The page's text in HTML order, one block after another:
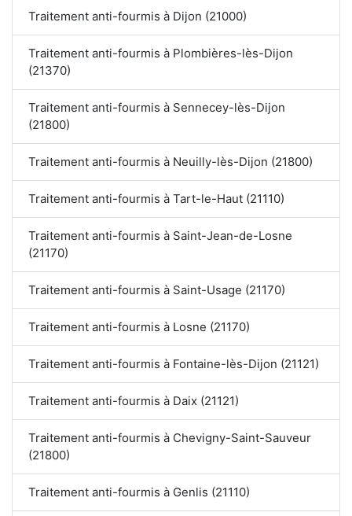
Traitement anti-fourmis à Dijon (21000)
Traitement anti-fourmis à Plombières-lès-Dijon
(21370)
Traitement anti-fourmis à Sennecey-lès-Dijon
(21800)
Traitement anti-fourmis à Neuilly-lès-Dijon (21800)
Traitement anti-fourmis à Tart-le-Haut (21110)
Traitement anti-fourmis à Saint-Jean-de-Losne
(21170)
Traitement anti-fourmis à Saint-Usage (21170)
Traitement anti-fourmis à Losne (21170)
Traitement anti-fourmis à Fontaine-lès-Dijon (21121)
Traitement anti-fourmis à Daix (21121)
Traitement anti-fourmis à Chevigny-Saint-Sauveur
(21800)
Traitement anti-fourmis à Genlis (21110)